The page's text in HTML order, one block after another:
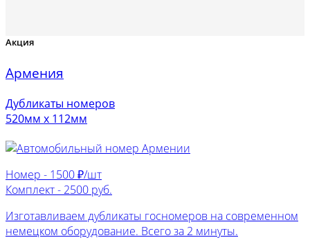
Акция
Армения
Дубликаты номеров
520мм х 112мм
Номер - 1500 ₽/шт
Комплект - 2500 руб.
Изготавливаем дубликаты госномеров на современном
немецком оборудование. Всего за 2 минуты.